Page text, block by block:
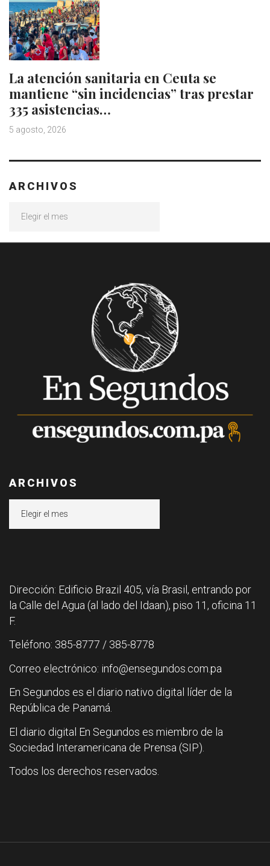
La atención sanitaria en Ceuta se
mantiene “sin incidencias” tras prestar
335 asistencias…
5 agosto, 2026
ARCHIVOS
ARCHIVOS
Dirección: Edificio Brazil 405, vía Brasil, entrando por
la Calle del Agua (al lado del Idaan), piso 11, oficina 11
F.
Teléfono: 385-8777 / 385-8778
Correo electrónico: info@ensegundos.com.pa
En Segundos es el diario nativo digital líder de la
República de Panamá.
El diario digital En Segundos es miembro de la
Sociedad Interamericana de Prensa (SIP).
Todos los derechos reservados.